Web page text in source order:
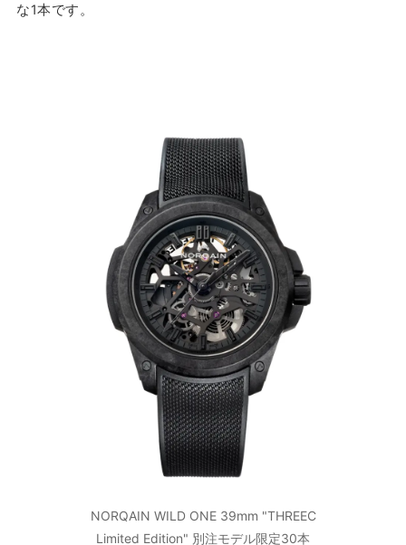
な1本です。
NORQAIN WILD ONE 39mm "THREEC
Limited Edition" 別注モデル限定30本